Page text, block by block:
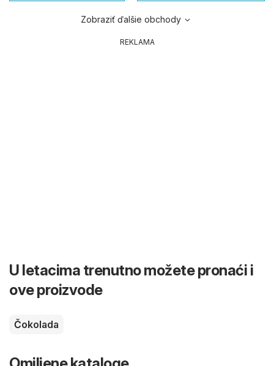
Zobraziť ďalšie obchody
REKLAMA
U letacima trenutno možete pronaći i
ove proizvode
Čokolada